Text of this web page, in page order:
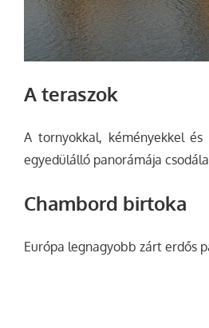
A teraszok
A tornyokkal, kéményekkel
egyedülálló panorámája
Chambord birtoka
Európa legnagyobb zárt erdős